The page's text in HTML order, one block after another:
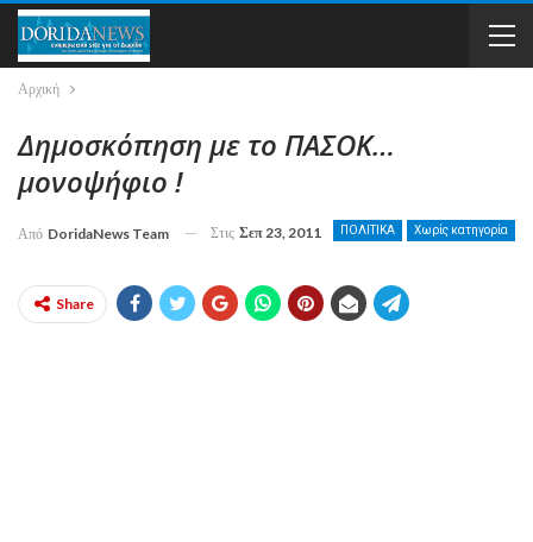
Αρχική
Δημοσκόπηση με το ΠΑΣΟΚ…
μονοψήφιο !
ΠΟΛΙΤΙΚΑ Χωρίς κατηγορία
Από DoridaNews Team Στις Σεπ 23, 2011
Share